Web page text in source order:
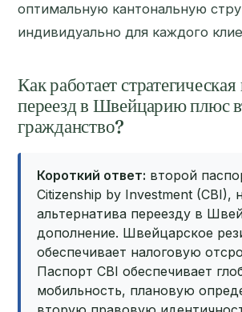
оптимальную кантональную
индивидуально для каждого
Как работает
переезд в Швейцарию плюс
гражданство?
Короткий ответ: второй
Citizenship by Investment (CBI),
альтернатива переезду в
дополнение. Швейцарское
обеспечивает налоговую
Паспорт CBI обеспечивает
мобильность, плановую